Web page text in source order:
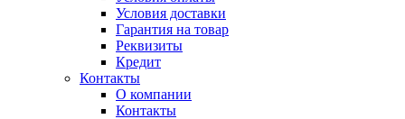
Условия доставки
Гарантия на товар
Реквизиты
Кредит
Контакты
О компании
Контакты